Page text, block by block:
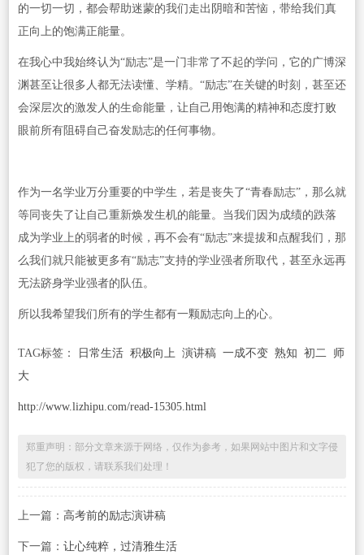
的一切一切，都会帮助迷蒙的我们走出阴暗和苦恼，带给我们真
正向上的饱满正能量。
在我心中我始终认为“励志”是一门非常了不起的学问，它的广博深
渊甚至让很多人都无法读懂、学精。“励志”在关键的时刻，甚至还
会深层次的激发人的生命能量，让自己用饱满的精神和态度打败
眼前所有阻碍自己奋发励志的任何事物。
作为一名学业万分重要的中学生，若是丧失了“青春励志”，那么就
等同丧失了让自己重新焕发生机的能量。当我们因为成绩的跌落
成为学业上的弱者的时候，再不会有“励志”来提拔和点醒我们，那
么我们就只能被更多有“励志”支持的学业强者所取代，甚至永远再
无法跻身学业强者的队伍。
所以我希望我们所有的学生都有一颗励志向上的心。
TAG标签： 日常生活 积极向上 演讲稿 一成不变 熟知 初二
师
大
http://www.lizhipu.com/read-15305.html
郑重声明：部分文章来源于网络，仅作为参考，如果网站中图片和文字侵
犯了您的版权，请联系我们处理！
上一篇： 高考前的励志演讲稿
下一篇： 让心纯粹，过清雅生活